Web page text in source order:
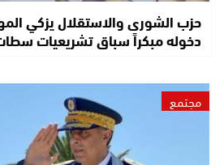
حزب الشورى والاستقلال يزكي
دخوله مبكراً سباق تشريعيات
مجتمع